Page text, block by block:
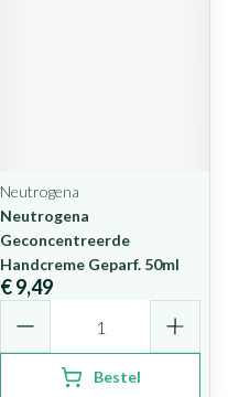
Neutrogena
Neutrogena
Geconcentreerde
Handcreme Geparf. 50ml
€ 9,49
Bestel